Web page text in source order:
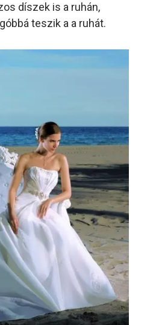
díszek is a ruhán,
teszik a a ruhát.